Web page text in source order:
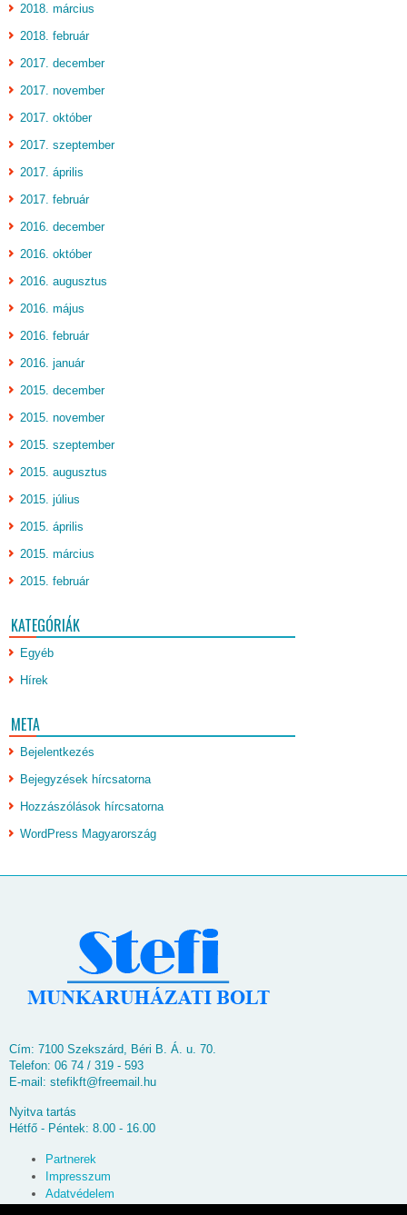
2018. március
2018. február
2017. december
2017. november
2017. október
2017. szeptember
2017. április
2017. február
2016. december
2016. október
2016. augusztus
2016. május
2016. február
2016. január
2015. december
2015. november
2015. szeptember
2015. augusztus
2015. július
2015. április
2015. március
2015. február
KATEGÓRIÁK
Egyéb
Hírek
META
Bejelentkezés
Bejegyzések hírcsatorna
Hozzászólások hírcsatorna
WordPress Magyarország
Cím: 7100 Szekszárd, Béri B. Á. u. 70.
Telefon: 06 74 / 319 - 593
E-mail: stefikft@freemail.hu
Nyitva tartás
Hétfő - Péntek: 8.00 - 16.00
Partnerek
Impresszum
Adatvédelem